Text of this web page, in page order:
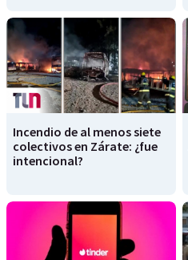
Incendio de al menos siete
colectivos en Zárate: ¿fue
intencional?